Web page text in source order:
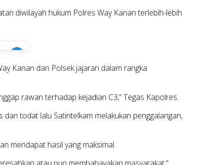
diwilayah hukum Polres Way Kanan terlebih-lebih
i
Kanan dan Polsek jajaran dalam rangka
rawan terhadap kejadian C3,” Tegas Kapolres.
todat lalu Satintelkam melakukan penggalangan,
mendapat hasil yang maksimal.